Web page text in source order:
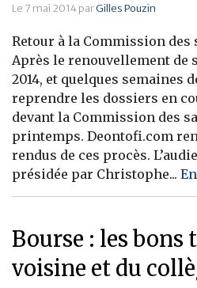
Le 7 mai 2014 parGilles Pouzin
Retour à la Commission des
Après le renouvellement de
2014, et quelques semaines
reprendre les dossiers en
devant la Commission des
printemps. Deontofi.com
rendus de ces procès.
présidée par Christophe...
Bourse : les bons
voisine et du